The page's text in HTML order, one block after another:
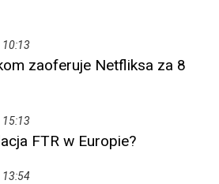
10:13
zaoferuje Netfliksa za 8
15:13
FTR w Europie?
13:54